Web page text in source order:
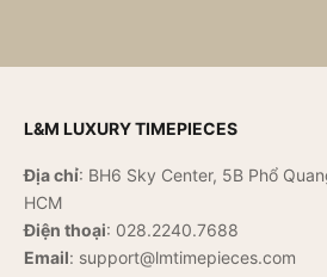
L&M LUXURY TIMEPIECES
Địa chỉ: BH6 Sky Center, 5B Phổ
HCM
Điện thoại: 028.2240.7688
Email: support@lmtimepieces.com